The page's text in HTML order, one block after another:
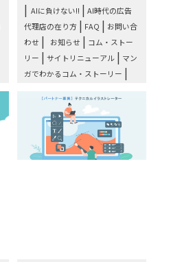
AIに負けない!! | AI時代の広告
代理店の在り方 | FAQ | お問い合
わせ | お知らせ | コム・ストー
リー | サイトリニューアル | マン
ガでわかるコム・ストーリー |
山本商店|